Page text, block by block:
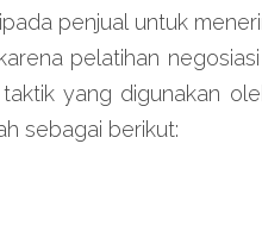
penjual untuk
pelatihan
yang digunakan
sebagai berikut: